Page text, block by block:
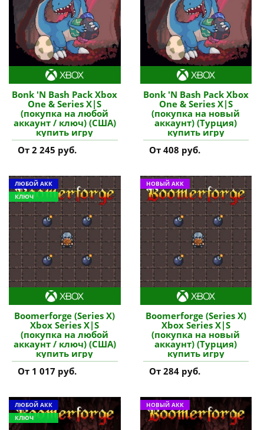
Bonk 'N Bash Pack Xbox
One & Series X|S
(покупка на любой
аккаунт / ключ) (США)
купить игру
От 2 245 руб.
Bonk 'N Bash Pack Xbox
One & Series X|S
(покупка на новый
аккаунт) (Турция)
купить игру
От 408 руб.
ЛЮБОЙ АКК
КЛЮЧ
Boomerforge (Series X)
Xbox Series X|S
(покупка на любой
аккаунт / ключ) (США)
купить игру
От 1 017 руб.
НОВЫЙ АКК
Boomerforge (Series X)
Xbox Series X|S
(покупка на новый
аккаунт) (Турция)
купить игру
От 284 руб.
ЛЮБОЙ АКК
КЛЮЧ
НОВЫЙ АКК